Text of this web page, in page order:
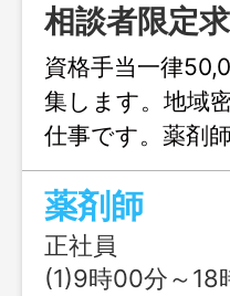
相談者限定
資格手当一律
集します。地域
仕事です。薬剤
す。ぜひご応募
薬剤師
正社員
(1)9時00分～18時30分（月火木金